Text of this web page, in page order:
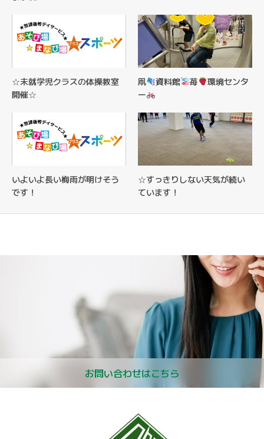
☆未就学児クラスの体操教室
開催☆
凧 資料館 苺
環境センタ
ー
いよいよ長い梅雨が明けそう
です！
☆すっきりしない天気が続い
ています！
お問い合わせはこちら